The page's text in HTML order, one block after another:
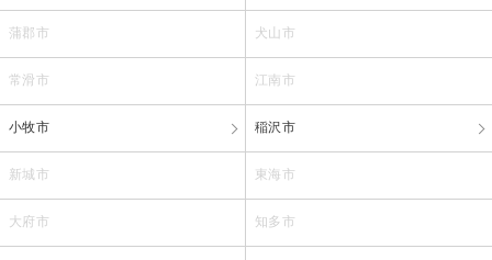
蒲郡市 犬山市
常滑市 江南市
小牧市 稲沢市
新城市 東海市
大府市 知多市